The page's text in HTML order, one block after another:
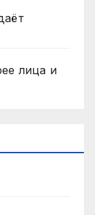
лица и